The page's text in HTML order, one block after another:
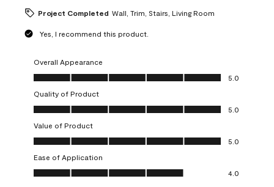
Project Completed Wall, Trim, Stairs, Living Room
Yes, I recommend this product.
Overall Appearance
Overall Appearance, 5.0 out of 5
5.0
Quality of Product
Quality of Product, 5.0 out of 5
5.0
Value of Product
Value of Product, 5.0 out of 5
5.0
Ease of Application
Ease of Application, 4.0 out of 5
4.0